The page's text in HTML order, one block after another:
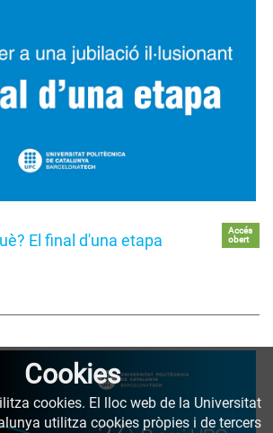
El final d'una etapa
Accés
obert
Cookies
cookies. El lloc web de la Universitat
utilitza cookies pròpies i de tercers